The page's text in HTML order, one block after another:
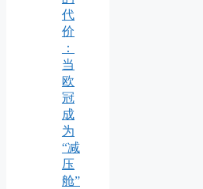
代
价
：
当
欧
冠
成
为
“减
压
舱”